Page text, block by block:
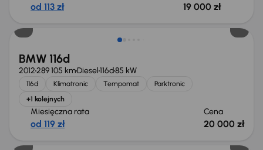
od 113 zł 19 000 zł
Świeżo skupione
BMW 116d
2012289 105 kmDiesel116d85 kW
116d Klimatronic Tempomat
Parktronic
+1 kolejnych
Miesięczna rata
od 119 zł
Cena
20 000 zł
Od nowego taniej o 30 000 zł